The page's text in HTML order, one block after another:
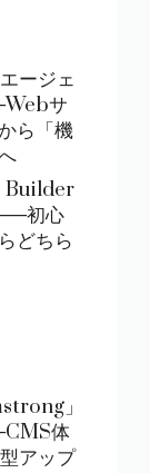
ージェ
サ
ら「機
Builder
初心
どちら
」
体
アップ